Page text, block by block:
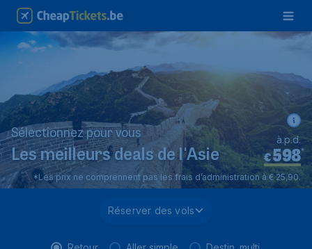
Sélectionnez pour vous
Les meilleurs deals de l'Asie €598*
à.p.d.
*Les prix ne comprennent pas les frais d’administration à € 25,90.
Réserver des vols